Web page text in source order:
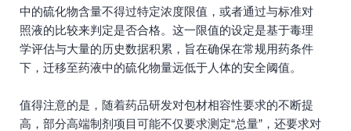
中的硫化物含量不得过特定浓度限值，或者通过与标准对
照液的比较来判定是否合格。这一限值的设定是基于毒理
学评估与大量的历史数据积累，旨在确保在常规用药条件
下，迁移至药液中的硫化物量远低于人体的安全阈值。
值得注意的是，随着药品研发对包材相容性要求的不断提
高，部分高端制剂项目可能不仅要求测定“总量”，还要求对